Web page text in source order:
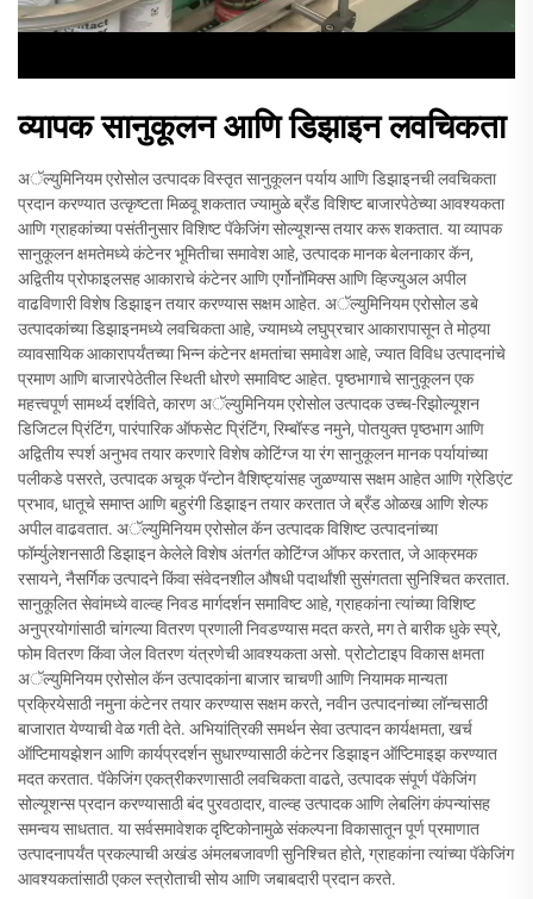
व्यापक सानुकूलन आणि डिझाइन लवचिकता
अॅल्युमिनियम एरोसोल उत्पादक विस्तृत सानुकूलन पर्याय आणि डिझाइनची लवचिकता
प्रदान करण्यात उत्कृष्टता मिळवू शकतात ज्यामुळे ब्रँड विशिष्ट बाजारपेठेच्या आवश्यकता
आणि ग्राहकांच्या पसंतीनुसार विशिष्ट पॅकेजिंग सोल्यूशन्स तयार करू शकतात. या व्यापक
सानुकूलन क्षमतेमध्ये कंटेनर भूमितीचा समावेश आहे, उत्पादक मानक बेलनाकार कॅन,
अद्वितीय प्रोफाइलसह आकाराचे कंटेनर आणि एर्गोनॉमिक्स आणि व्हिज्युअल अपील
वाढविणारी विशेष डिझाइन तयार करण्यास सक्षम आहेत. अॅल्युमिनियम एरोसोल डबे
उत्पादकांच्या डिझाइनमध्ये लवचिकता आहे, ज्यामध्ये लघुप्रचार आकारापासून ते मोठ्या
व्यावसायिक आकारापर्यंतच्या भिन्न कंटेनर क्षमतांचा समावेश आहे, ज्यात विविध उत्पादनांचे
प्रमाण आणि बाजारपेठेतील स्थिती धोरणे समाविष्ट आहेत. पृष्ठभागाचे सानुकूलन एक
महत्त्वपूर्ण सामर्थ्य दर्शविते, कारण अॅल्युमिनियम एरोसोल उत्पादक उच्च-रिझोल्यूशन
डिजिटल प्रिंटिंग, पारंपारिक ऑफसेट प्रिंटिंग, रिम्बॉस्ड नमुने, पोतयुक्त पृष्ठभाग आणि
अद्वितीय स्पर्श अनुभव तयार करणारे विशेष कोटिंग्ज या रंग सानुकूलन मानक पर्यायांच्या
पलीकडे पसरते, उत्पादक अचूक पॅन्टोन वैशिष्ट्यांसह जुळण्यास सक्षम आहेत आणि ग्रेडिएंट
प्रभाव, धातूचे समाप्त आणि बहुरंगी डिझाइन तयार करतात जे ब्रँड ओळख आणि शेल्फ
अपील वाढवतात. अॅल्युमिनियम एरोसोल कॅन उत्पादक विशिष्ट उत्पादनांच्या
फॉर्म्युलेशनसाठी डिझाइन केलेले विशेष अंतर्गत कोटिंग्ज ऑफर करतात, जे आक्रमक
रसायने, नैसर्गिक उत्पादने किंवा संवेदनशील औषधी पदार्थांशी सुसंगतता सुनिश्चित करतात.
सानुकूलित सेवांमध्ये वाल्व्ह निवड मार्गदर्शन समाविष्ट आहे, ग्राहकांना त्यांच्या विशिष्ट
अनुप्रयोगांसाठी चांगल्या वितरण प्रणाली निवडण्यास मदत करते, मग ते बारीक धुके स्प्रे,
फोम वितरण किंवा जेल वितरण यंत्रणेची आवश्यकता असो. प्रोटोटाइप विकास क्षमता
अॅल्युमिनियम एरोसोल कॅन उत्पादकांना बाजार चाचणी आणि नियामक मान्यता
प्रक्रियेसाठी नमुना कंटेनर तयार करण्यास सक्षम करते, नवीन उत्पादनांच्या लॉन्चसाठी
बाजारात येण्याची वेळ गती देते. अभियांत्रिकी समर्थन सेवा उत्पादन कार्यक्षमता, खर्च
ऑप्टिमायझेशन आणि कार्यप्रदर्शन सुधारण्यासाठी कंटेनर डिझाइन ऑप्टिमाइझ करण्यात
मदत करतात. पॅकेजिंग एकत्रीकरणासाठी लवचिकता वाढते, उत्पादक संपूर्ण पॅकेजिंग
सोल्यूशन्स प्रदान करण्यासाठी बंद पुरवठादार, वाल्व्ह उत्पादक आणि लेबलिंग कंपन्यांसह
समन्वय साधतात. या सर्वसमावेशक दृष्टिकोनामुळे संकल्पना विकासातून पूर्ण प्रमाणात
उत्पादनापर्यंत प्रकल्पाची अखंड अंमलबजावणी सुनिश्चित होते, ग्राहकांना त्यांच्या पॅकेजिंग
आवश्यकतांसाठी एकल स्त्रोताची सोय आणि जबाबदारी प्रदान करते.